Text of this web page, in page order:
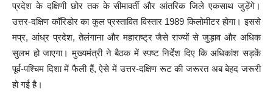
प्रदेश के दक्षिणी छोर तक के सीमावर्ती और आंतरिक जिले एकसाथ जुड़ेंगे।
उत्तर-दक्षिण कॉरिडोर का कुल प्रस्तावित विस्तार 1989 किलोमीटर होगा। इससे
मप्र, आंध्र प्रदेश, तेलंगाना और महाराष्ट्र जैसे राज्यों से जुड़ाव और अधिक
सुलभ हो जाएगा। मुख्यमंत्री ने बैठक में स्पष्ट निर्देश दिए कि अधिकांश सड़कें
पूर्व-पश्चिम दिशा में फैली हैं, ऐसे में उत्तर-दक्षिण रूट की जरूरत अब बेहद जरूरी
हो गई है।